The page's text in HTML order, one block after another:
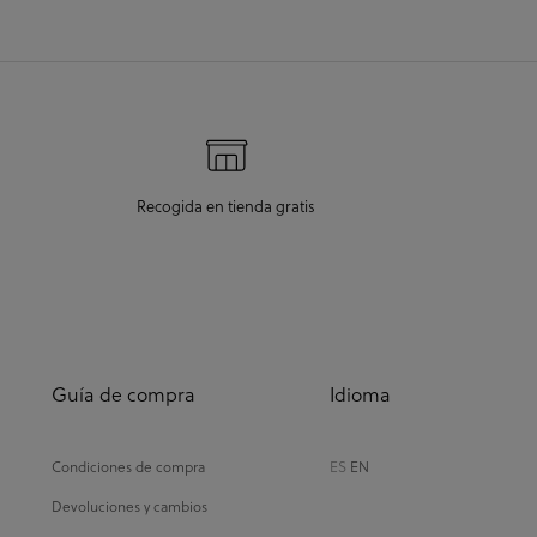
Recogida en tienda gratis
Guía de compra
Condiciones de compra
Devoluciones y cambios
Idioma
ES EN